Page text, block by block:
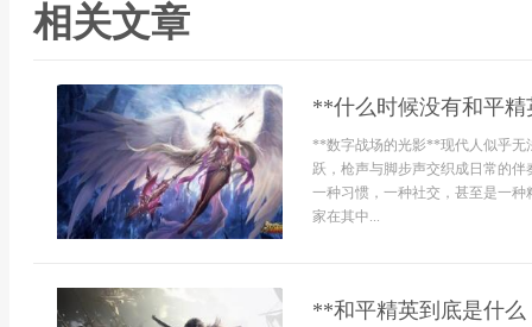
相关文章
**什么时候没有和平
**数字战场的光影**现代人似乎无
跃，枪声与脚步声交织成日常的
一种习惯，一种社交，甚至是一
家在其中...
**和平精英到底是什